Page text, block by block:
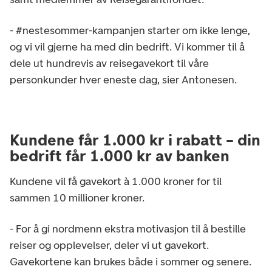
- #nestesommer-kampanjen starter om ikke lenge,
og vi vil gjerne ha med din bedrift. Vi kommer til å
dele ut hundrevis av reisegavekort til våre
personkunder hver eneste dag, sier Antonesen.
Kundene får 1.000 kr i rabatt – din
bedrift får 1.000 kr av banken
Kundene vil få gavekort à 1.000 kroner for til
sammen 10 millioner kroner.
- For å gi nordmenn ekstra motivasjon til å bestille
reiser og opplevelser, deler vi ut gavekort.
Gavekortene kan brukes både i sommer og senere.